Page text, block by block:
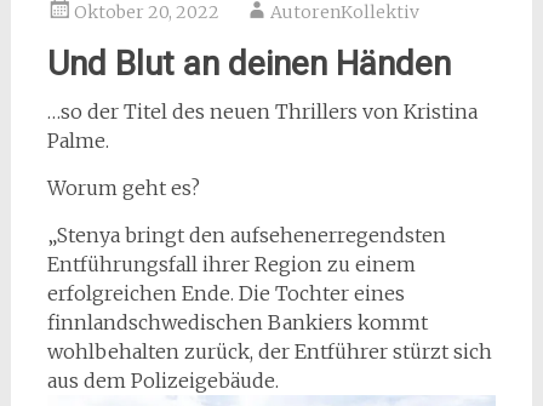
Oktober 20, 2022 AutorenKollektiv
Und Blut an deinen Händen
…so der Titel des neuen Thrillers von Kristina
Palme.
Worum geht es?
„Stenya bringt den aufsehenerregendsten
Entführungsfall ihrer Region zu einem
erfolgreichen Ende. Die Tochter eines
finnlandschwedischen Bankiers kommt
wohlbehalten zurück, der Entführer stürzt sich
aus dem Polizeigebäude.